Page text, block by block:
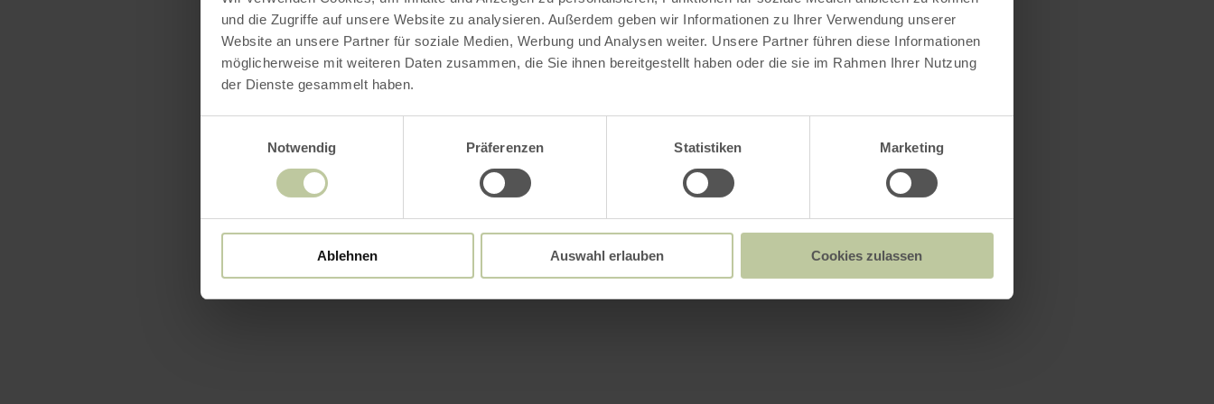
und die Zugriffe auf unsere Website zu analysieren. Außerdem geben wir Informationen zu Ihrer Verwendung unserer
Website an unsere Partner für soziale Medien, Werbung und Analysen weiter. Unsere Partner führen diese Informationen
möglicherweise mit weiteren Daten zusammen, die Sie ihnen bereitgestellt haben oder die sie im Rahmen Ihrer Nutzung
der Dienste gesammelt haben.
Notwendig
Präferenzen Statistiken Marketing
Ablehnen Auswahl erlauben Cookies zulassen